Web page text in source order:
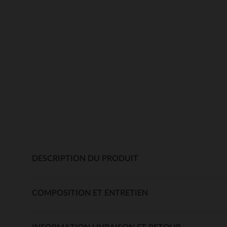
DESCRIPTION DU PRODUIT
COMPOSITION ET ENTRETIEN